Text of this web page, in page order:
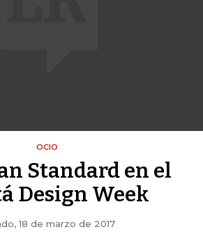
OCIO
Standard en el
Design Week
18 de marzo de 2017